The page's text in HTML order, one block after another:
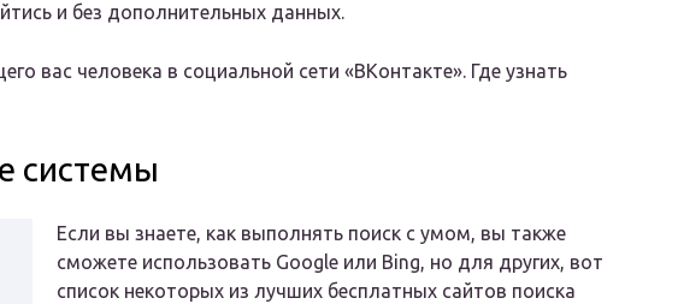
и без дополнительных данных.
вас человека в социальной сети «ВКонтакте». Где узнать
системы
Если вы знаете, как выполнять поиск с умом, вы также
сможете использовать Google или Bing, но для других, вот
список некоторых из лучших бесплатных сайтов поиска